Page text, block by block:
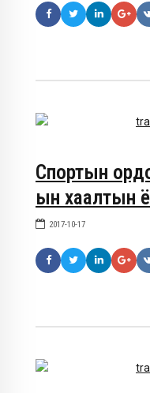
Спортын
ын хаалтын
2017-10-17